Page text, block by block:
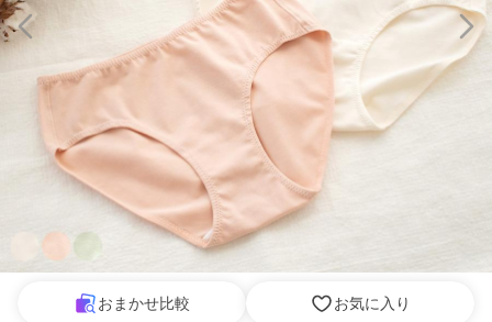
おまかせ比較 お気に入り